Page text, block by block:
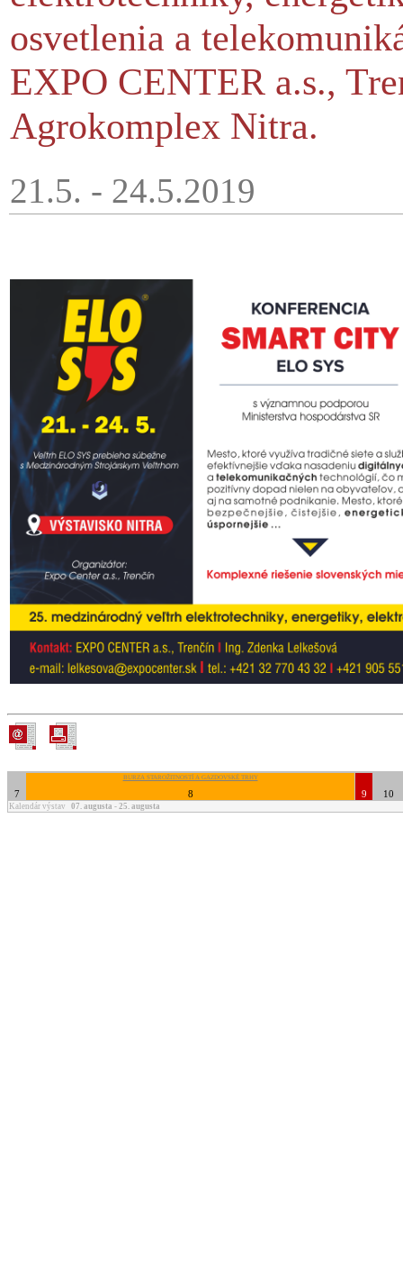
osvetlenia a
EXPO CENTER a.s.,
Agrokomplex Nitra.
21.5. - 24.5.2019
7
BURZA STAROŽITNOSTÍ A GAZDOVSKÉ TRHY
8 9 10
Kalendár výstav 07. augusta - 25. augusta